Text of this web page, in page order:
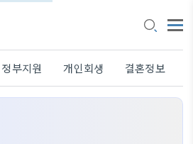
정부지원 개인회생 결혼정보